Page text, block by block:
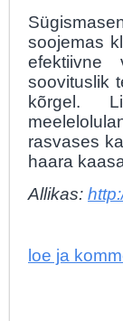
soojemas
efektiivne
soovituslik
kõrgel.
rasvases
haara
Allikas:
loe ja